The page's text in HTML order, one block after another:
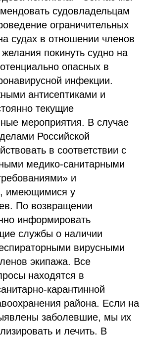
судовладельцам
ограничительных
судах в отношении членов
покинуть судно на
опасных в
инфекции.
антисептиками и
текущие
мероприятия. В случае
Российской
в соответствии с
медико-санитарными
и
имеющимися у
По возвращении
информировать
службы о наличии
вирусными
экипажа. Все
находятся в
карантинной
района. Если на
заболевшие, мы их
и лечить. В